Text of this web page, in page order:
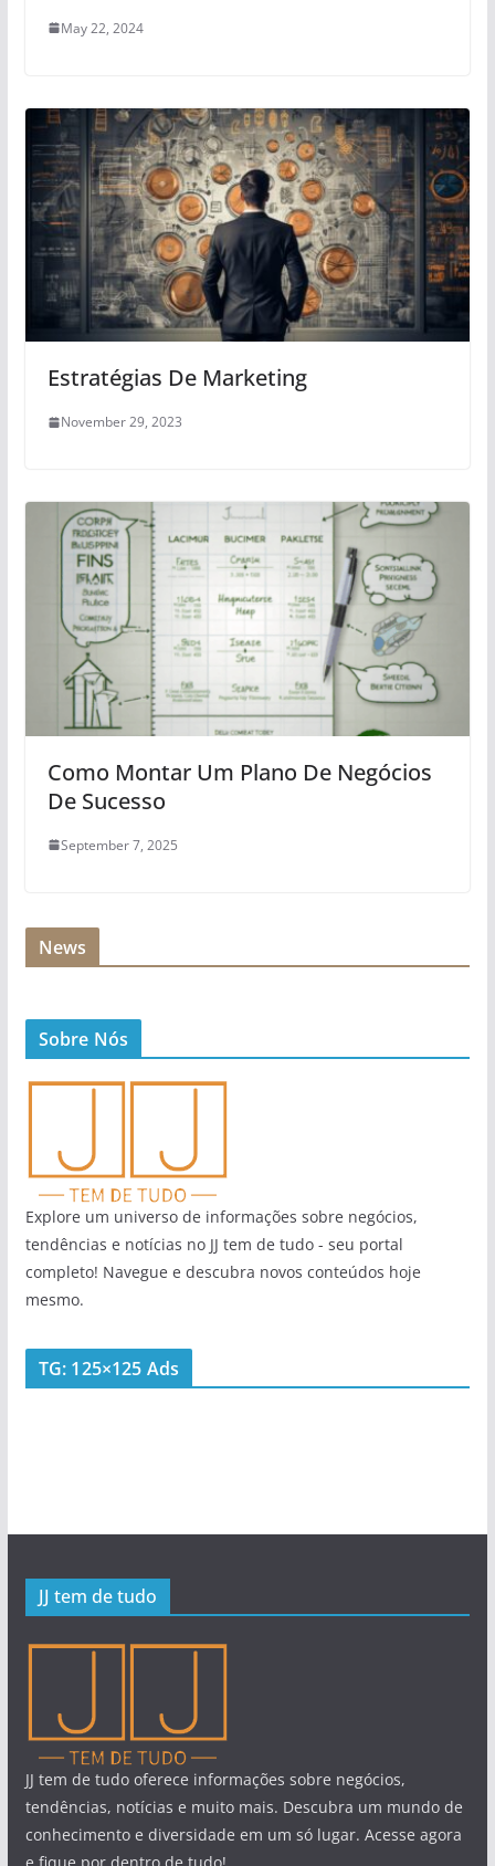
May 22, 2024
Estratégias De Marketing
November 29, 2023
Como Montar Um Plano De Negócios
De Sucesso
September 7, 2025
News
Sobre Nós
Explore um universo de informações sobre negócios,
tendências e notícias no JJ tem de tudo - seu portal
completo! Navegue e descubra novos conteúdos hoje
mesmo.
TG: 125×125 Ads
JJ tem de tudo
JJ tem de tudo oferece informações sobre negócios,
tendências, notícias e muito mais. Descubra um mundo de
conhecimento e diversidade em um só lugar. Acesse agora
e fique por dentro de tudo!